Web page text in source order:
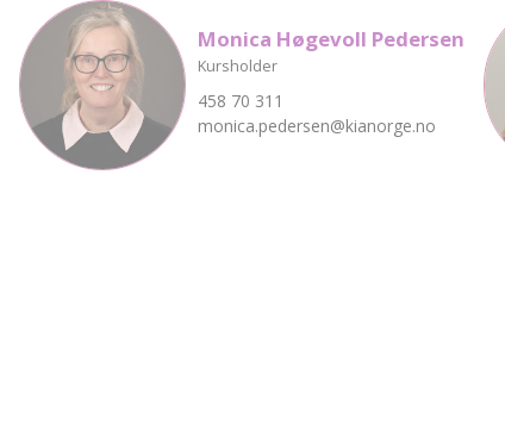
Monica Høgevoll Pedersen
Kursholder
458 70 311
monica.pedersen@kianorge.no